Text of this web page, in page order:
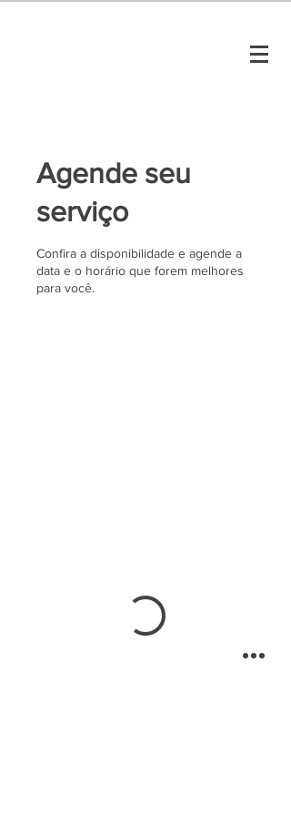
Agende seu
serviço
Confira a disponibilidade e agende a
data e o horário que forem melhores
para você.